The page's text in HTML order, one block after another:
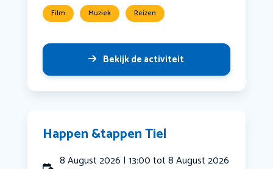
Film Muziek Reizen
Bekijk de activiteit
Happen &tappen Tiel
8 August 2026 | 13:00 tot 8 August 2026